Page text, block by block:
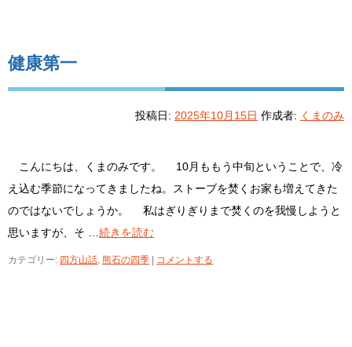
健康第一
投稿日: 2025年10月15日 作成者: くまのみ
こんにちは、くまのみです。 10月ももう中旬ということで、冷
え込む季節になってきましたね。ストーブを焚くお家も増えてきた
のではないでしょうか。 私はぎりぎりまで焚くのを我慢しようと
思いますが、そ … 続きを読む
カテゴリー: 四方山話, 熊石の四季 コメントする